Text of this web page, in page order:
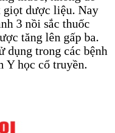
dược liệu. Nay
3 nồi sắc thuốc
tăng lên gấp ba.
dụng trong các bệnh
Y học cổ truyền.